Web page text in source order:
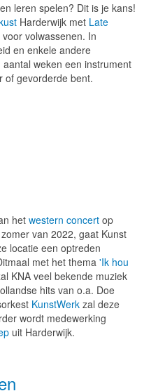
leren spelen? Dit is je kans!
Harderwijk met Late
volwassenen. In
en enkele andere
weken een instrument
of gevorderde bent.
het western concert op
van 2022, gaat Kunst
locatie een optreden
met het thema 'Ik hou
KNA veel bekende muziek
hits van o.a. Doe
KunstWerk zal deze
wordt medewerking
uit Harderwijk.